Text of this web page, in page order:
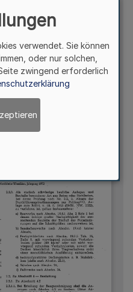
verwendet. Sie können
oder nur solchen,
zwingend erforderlich